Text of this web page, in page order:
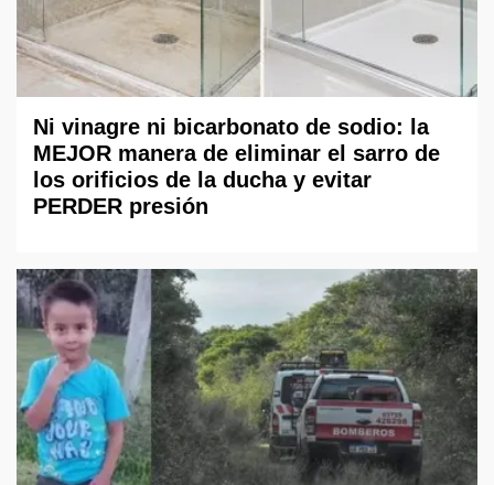
Ni vinagre ni bicarbonato de sodio: la
MEJOR manera de eliminar el sarro de
los orificios de la ducha y evitar
PERDER presión